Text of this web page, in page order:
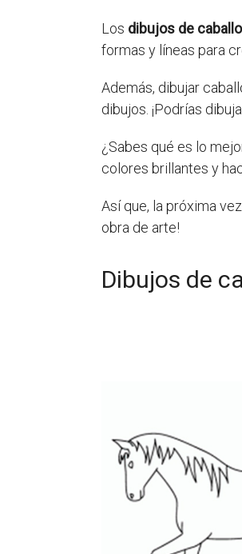
Los dibujos de
formas y líneas para
Además, dibujar
dibujos. ¡Podrías
¿Sabes qué es lo
colores brillantes y
Así que, la próxima
obra de arte!
Dibujos de